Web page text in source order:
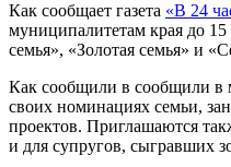
Как сообщает газета «В 24
муниципалитетам края до
семья», «Золотая семья» и
Как сообщили в сообщили в
своих номинациях семьи,
проектов. Приглашаются
и для супругов, сыгравших